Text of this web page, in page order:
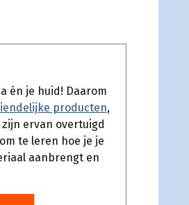
én je huid! Daarom
producten,
ervan overtuigd
te leren hoe je je
aanbrengt en